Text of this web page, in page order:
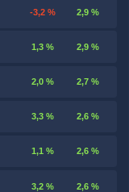
-3,2 % 2,9 %
1,3 % 2,9 %
2,0 % 2,7 %
3,3 % 2,6 %
1,1 % 2,6 %
3,2 % 2,6 %